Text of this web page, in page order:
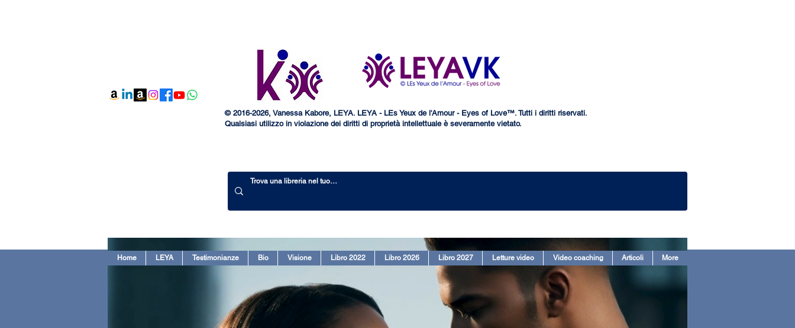
© 2016-2026, Vanessa Kabore, LEYA. LEYA - LEs Yeux de l'Amour - Eyes of Love™. Tutti i diritti riservati.
Qualsiasi utilizzo in violazione dei diritti di proprietà intellettuale è severamente vietato.
Home LEYA Testimonianze Bio Visione Libro 2022 Libro 2026 Libro 2027 Letture video Video coaching Articoli More